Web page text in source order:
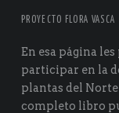
PROYECTO FLORA VASCA
En esa página
participar en la
plantas del Norte
completo libro